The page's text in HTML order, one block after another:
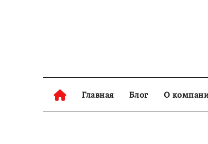
Главная Блог О